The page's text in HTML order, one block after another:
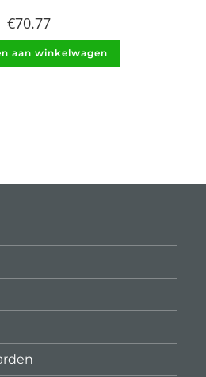
€70.77
aan winkelwagen